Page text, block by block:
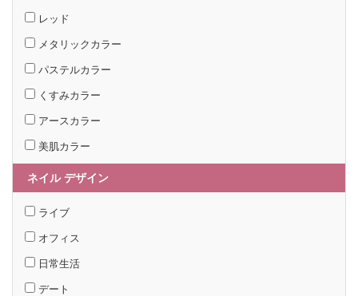
レッド
メタリックカラー
パステルカラー
くすみカラー
アースカラー
美肌カラー
ネイル デザイン
ライブ
オフィス
日常生活
デート